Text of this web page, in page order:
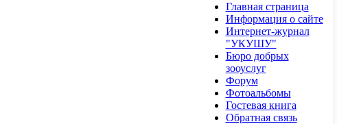
Главная страница
Информация о сайте
Интернет-журнал
"УКУШУ"
Бюро добрых
зооуслуг
Форум
Фотоальбомы
Гостевая книга
Обратная связь